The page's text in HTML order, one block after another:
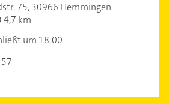
75,30966 Hemmingen
4,7 km
um 18:00